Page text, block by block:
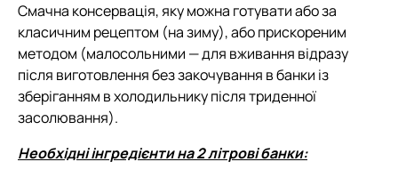
Смачна консервація, яку можна готувати або за
класичним рецептом (на зиму), або прискореним
методом (малосольними — для вживання відразу
після виготовлення без закочування в банки із
зберіганням в холодильнику після триденної
засолювання).
Необхідні інгредієнти на 2 літрові банки: